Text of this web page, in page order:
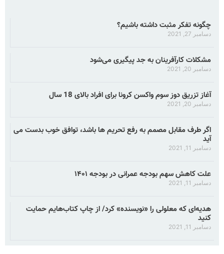
چگونه تفکر مثبت داشته باشیم؟
دسامبر 27, 2021
مشکلات کارآفرینان به جد پیگیری می‌شود
دسامبر 20, 2021
آغاز تزریق دوز سوم واکسن کرونا برای افراد بالای 18 سال
دسامبر 20, 2021
اگر طرف مقابل مصمم به رفع تحریم ها باشد، توافق خوب بدست می
آید
دسامبر 11, 2021
علت کاهش سهم بودجه عمرانی در بودجه ۱۴۰۱
دسامبر 11, 2021
هدیه‌ای که معلولی را «نویسنده» کرد/ از چاپ کتاب‌هایم حمایت
کنید
دسامبر 11, 2021